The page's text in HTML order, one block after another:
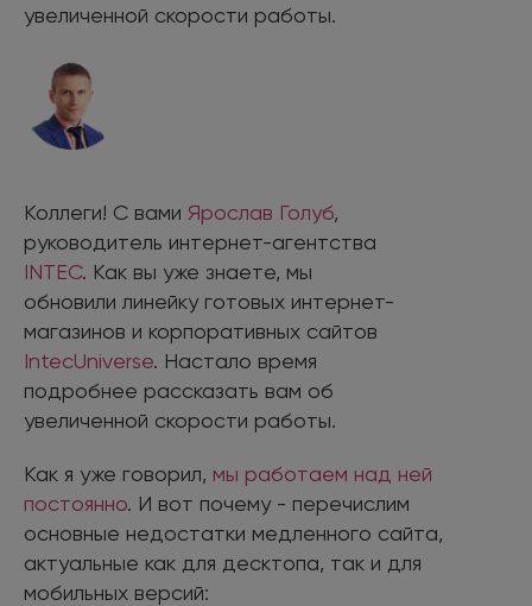
увеличенной скорости работы.
Коллеги! С вами Ярослав Голуб,
руководитель интернет-агентства
INTEC. Как вы уже знаете, мы
обновили линейку готовых интернет-
магазинов и корпоративных сайтов
IntecUniverse. Настало время
подробнее рассказать вам об
увеличенной скорости работы.
Как я уже говорил, мы работаем над ней
постоянно. И вот почему - перечислим
основные недостатки медленного сайта,
актуальные как для десктопа, так и для
мобильных версий: